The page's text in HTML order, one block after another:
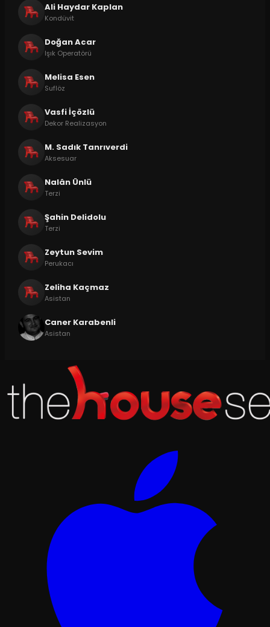
Ali Haydar Kaplan
Kondüvit
Doğan Acar
Işık Operatörü
Melisa Esen
Suflöz
Vasfi İçözlü
Dekor Realizasyon
M. Sadık Tanrıverdi
Aksesuar
Nalân Ünlü
Terzi
Şahin Delidolu
Terzi
Zeytun Sevim
Perukacı
Zeliha Kaçmaz
Asistan
Caner Karabenli
Asistan